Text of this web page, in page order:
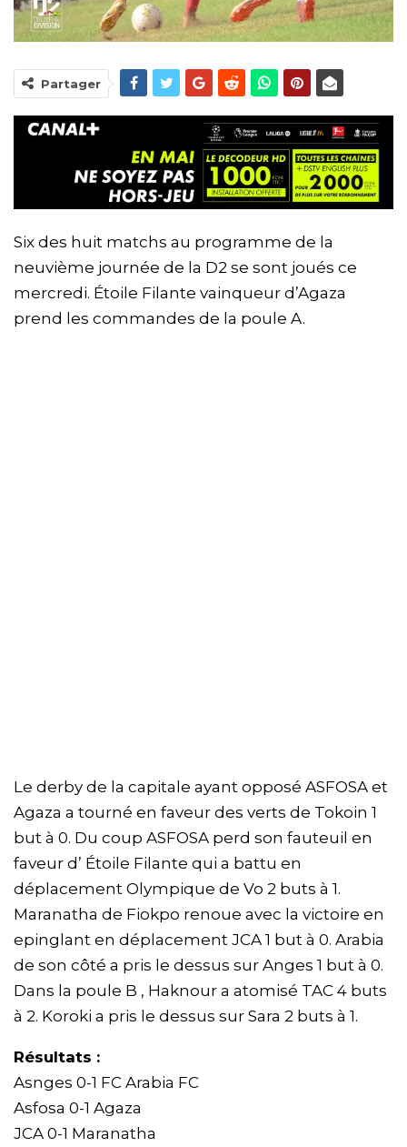
Partager
Six des huit matchs au programme de la
neuvième journée de la D2 se sont joués ce
mercredi. Étoile Filante vainqueur d’Agaza
prend les commandes de la poule A.
Le derby de la capitale ayant opposé ASFOSA et
Agaza a tourné en faveur des verts de Tokoin 1
but à 0. Du coup ASFOSA perd son fauteuil en
faveur d’ Étoile Filante qui a battu en
déplacement Olympique de Vo 2 buts à 1.
Maranatha de Fiokpo renoue avec la victoire en
epinglant en déplacement JCA 1 but à 0. Arabia
de son côté a pris le dessus sur Anges 1 but à 0.
Dans la poule B , Haknour a atomisé TAC 4 buts
à 2. Koroki a pris le dessus sur Sara 2 buts à 1.
Résultats :
Asnges 0-1 FC Arabia FC
Asfosa 0-1 Agaza
JCA 0-1 Maranatha